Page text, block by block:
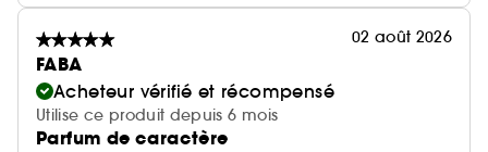
02 août 2026
FABA
Acheteur vérifié et récompensé
Utilise ce produit depuis 6 mois
Parfum de caractère